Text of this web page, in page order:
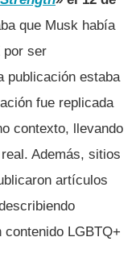
que Musk había
por ser
publicación estaba
fue replicada
contexto, llevando
Además, sitios
artículos
LGBTQ+